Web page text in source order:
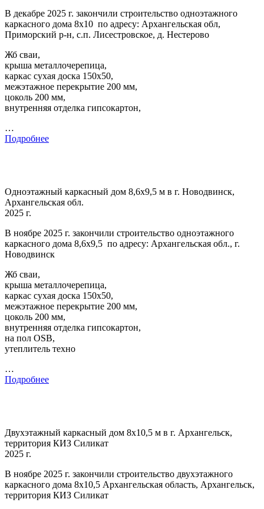
В декабре 2025 г. закончили строительство одноэтажного
каркасного дома 8х10 по адресу: Архангельская обл,
Приморский р-н, с.п. Лисестровское, д. Нестерово
Жб сваи,
крыша металлочерепица,
каркас сухая доска 150х50,
межэтажное перекрытие 200 мм,
цоколь 200 мм,
внутренняя отделка гипсокартон,
…
Подробнее
Одноэтажный каркасный дом 8,6х9,5 м в г. Новодвинск,
Архангельская обл.
2025 г.
В ноябре 2025 г. закончили строительство одноэтажного
каркасного дома 8,6х9,5 по адресу: Архангельская обл., г.
Новодвинск
Жб сваи,
крыша металлочерепица,
каркас сухая доска 150х50,
межэтажное перекрытие 200 мм,
цоколь 200 мм,
внутренняя отделка гипсокартон,
на пол OSB,
утеплитель техно
…
Подробнее
Двухэтажный каркасный дом 8х10,5 м в г. Архангельск,
территория КИЗ Силикат
2025 г.
В ноябре 2025 г. закончили строительство двухэтажного
каркасного дома 8х10,5 Архангельская область, Архангельск,
территория КИЗ Силикат